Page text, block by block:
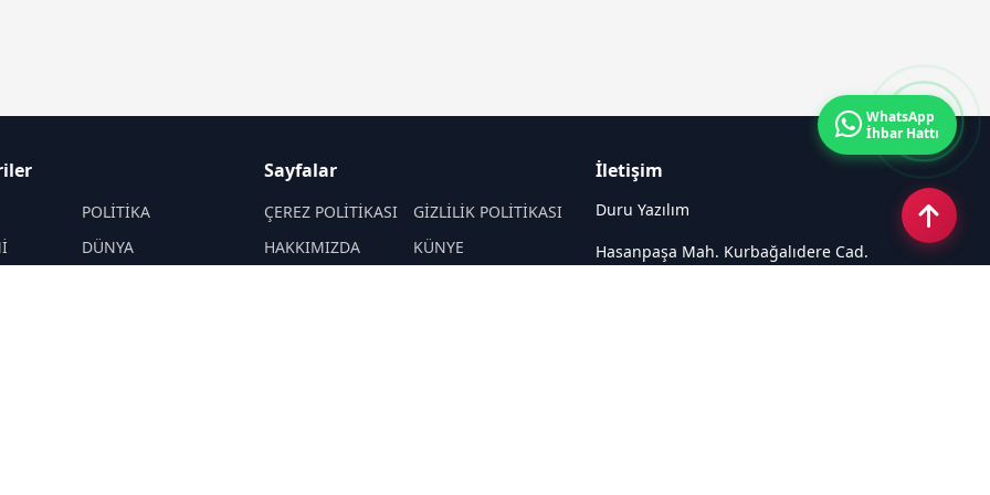
POLİTİKA
DÜNYA
Sayfalar
ÇEREZ POLİTİKASI
GİZLİLİK POLİTİKASI
HAKKIMIZDA
KÜNYE
İletişim
Duru Yazılım
Hasanpaşa Mah. Kurbağalıdere Cad.
WhatsApp
İhbar Hattı